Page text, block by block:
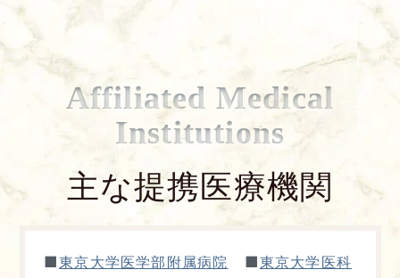
Affiliated Medical
Institutions
主な提携医療機関
■東京大学医学部附属病院 ■東京大学医科